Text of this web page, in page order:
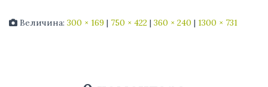
Величина: 300 × 169 | 750 × 422 | 360 × 240 | 1300 × 731